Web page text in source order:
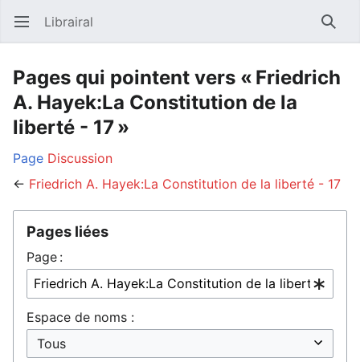
Ouvrir le menu principal Librairal
Pages qui pointent vers « Friedrich
A. Hayek:La Constitution de la
liberté - 17 »
Page Discussion
← Friedrich A. Hayek:La Constitution de la liberté - 17
Pages liées
Page :
Espace de noms :